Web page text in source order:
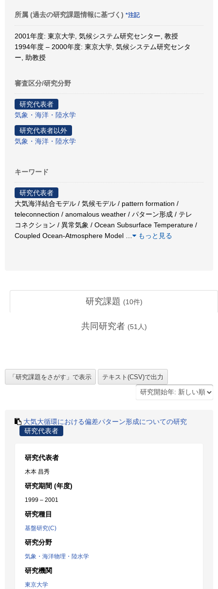
所属 (過去の研究課題情報に基づく) *注記
2001年度: 東京大学, 気候システム研究センター, 教授
1994年度 – 2000年度: 東京大学, 気候システム研究センタ
ー, 助教授
審査区分/研究分野
研究代表者
気象・海洋・陸水学
研究代表者以外
気象・海洋・陸水学
キーワード
研究代表者
大気海洋結合モデル / 気候モデル / pattern formation /
teleconnection / anomalous weather / パターン形成 / テレ
コネクション / 異常気象 / Ocean Subsurface Temperature /
Coupled Ocean-Atmosphere Model
もっと見る
研究課題 (10件)
共同研究者 (51 人)
大気大循環における偏差パターン形成についての研究
研究代表者
研究代表者
木本 昌秀
研究期間 (年度)
1999 – 2001
研究種目
基盤研究(C)
研究分野
気象・海洋物理・陸水学
研究機関
東京大学